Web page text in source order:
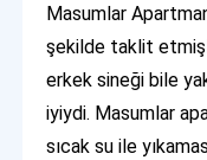
Masumlar
şekilde taklit
erkek sineği bile
iyiydi. Masumlar
sıcak su ile